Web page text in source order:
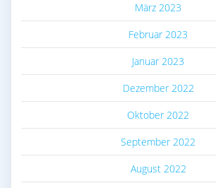
März 2023
Februar 2023
Januar 2023
Dezember 2022
Oktober 2022
September 2022
August 2022